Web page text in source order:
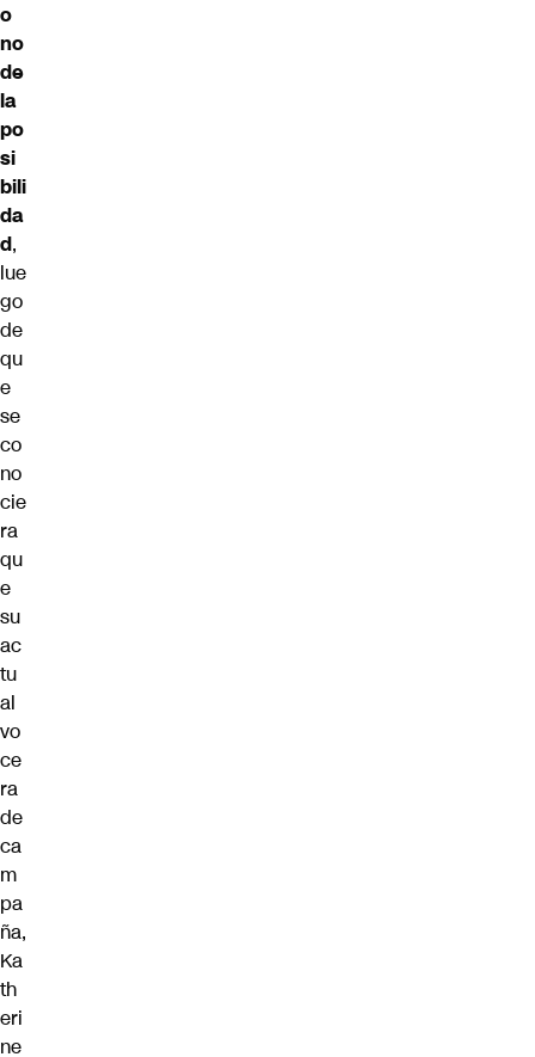
o
no
de
la
po
si
bili
da
d,
lue
go
de
qu
e
se
co
no
cie
ra
qu
e
su
ac
tu
al
vo
ce
ra
de
ca
m
pa
ña,
Ka
th
eri
ne